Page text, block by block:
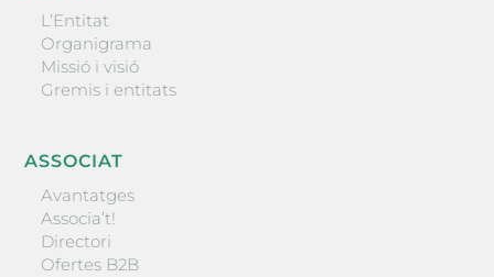
L’Entitat
Organigrama
Missió i visió
Gremis i entitats
ASSOCIAT
Avantatges
Associa’t!
Directori
Ofertes B2B